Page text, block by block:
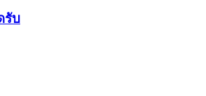
รับ